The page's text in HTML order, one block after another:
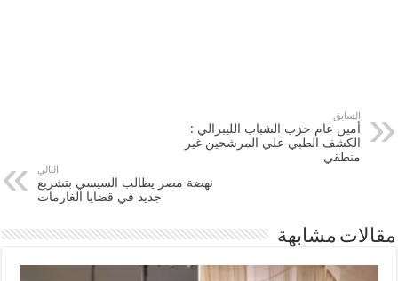
السابق
أمين عام حزب الشباب الليبرالي :
الكشف الطبي علي المرشحين غير
منطقي
التالي
نهضة مصر يطالب السيسي بتشريع
جديد في قضايا الغارمات
مقالات مشابهة